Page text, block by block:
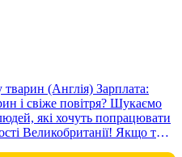
(Англія) Зарплата:
які хочуть попрацювати
Великобританії! Якщо ти